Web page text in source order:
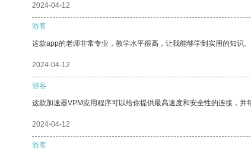
2024-04-12
游客
这款app的老师非常专业，教学水平很高，让我能够学到实用的知识。
2024-04-12
游客
这款加速器VPM应用程序可以给你提供最高速度和安全性的连接，并
2024-04-12
游客